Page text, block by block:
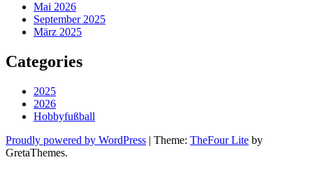
Mai 2026
September 2025
März 2025
Categories
2025
2026
Hobbyfußball
Proudly powered by WordPress | Theme: TheFour Lite by
GretaThemes.